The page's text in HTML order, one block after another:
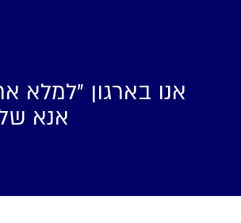
אנו בארגון ״למלא
אנא